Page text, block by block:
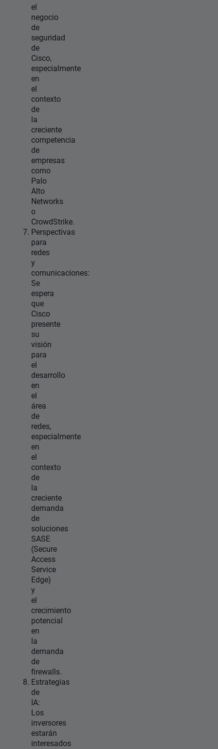
el
negocio
de
seguridad
de
Cisco,
especialmente
en
el
contexto
de
la
creciente
competencia
de
empresas
como
Palo
Alto
Networks
o
CrowdStrike.
Perspectivas
para
redes
y
comunicaciones:
Se
espera
que
Cisco
presente
su
visión
para
el
desarrollo
en
el
área
de
redes,
especialmente
en
el
contexto
de
la
creciente
demanda
de
soluciones
SASE
(Secure
Access
Service
Edge)
y
el
crecimiento
potencial
en
la
demanda
de
firewalls.
Estrategias
de
IA:
Los
inversores
estarán
interesados